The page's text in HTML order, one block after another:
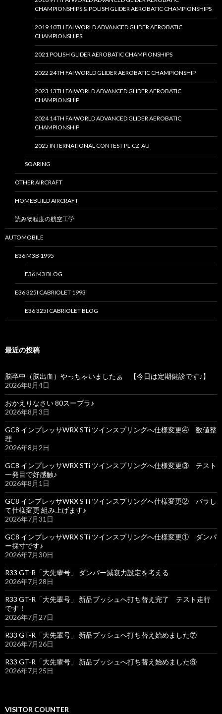
CHAMPIONSHIPS & POLISH GLIDER AEROBATIC CHAMPIONSHIPS
2019 10TH FAI WORLD ADVANCED GLIDER AEROBATIC
CHAMPIONSHIPS
2021 POLISH GLIDER AEROBATIC CHAMPIONSHIPS
2022 24TH FAI WORLD GLIDER AEROBATIC CHAMPIONSHIP
2023 13TH FAIWORLD ADVANCED GLIDER AEROBATIC
CHAMPIONSHIP
2024 14TH FAIWORLD ADVANCED GLIDER AEROBATIC
CHAMPIONSHIP
2025 INTERNATIONAL CONTEST PL-CZ-AU
SOARING
OTHER AIRCRAFT
HOMEBUILD AIRCRAFT
読み物程度の航空工学
AUTOMOBILE
E36 M3B 1995
E36 M3 BLOG
E36 325I CABRIOLET 1993
E36 325I CABRIOLET BLOG
最近の投稿
脳卒中（脳出血）やっちゃいましたぁ 【今日は定期健診です♪】
2026年8月4日
おかえりなさい 80スープラ♪
2026年8月3日
GC8 インプレッサWRX STi ツインスプリングへ仕様変更④ 数値整
理
2026年8月2日
GC8 インプレッサWRX STi ツインスプリングへ仕様変更③ テスト
一発目で好感触♪
2026年8月1日
GC8 インプレッサWRX STi ツインスプリングへ仕様変更② バラし
て仕様変更 組み上げます♪
2026年7月31日
GC8 インプレッサWRX STi ツインスプリングへ仕様変更① ダンパ
ー採寸です♪
2026年7月30日
R33 GT-R「大先輩号」 ダンパー減衰力設定を考える
2026年7月28日
R33 GT-R「大先輩号」 新品ブッシュへ打ち替え完了 テスト走行
です！
2026年7月27日
R33 GT-R「大先輩号」 新品ブッシュへ打ち替え始めました⑦
2026年7月26日
R33 GT-R「大先輩号」 新品ブッシュへ打ち替え始めました⑥
2026年7月25日
VISITOR COUNTER